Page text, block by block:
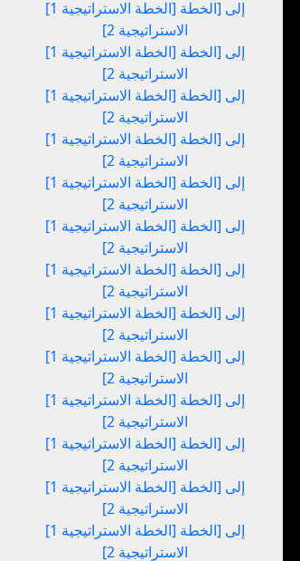
[الخطة الاستراتيجية 1] إلى [الخطة
الاستراتيجية 2]
[الخطة الاستراتيجية 1] إلى [الخطة
الاستراتيجية 2]
[الخطة الاستراتيجية 1] إلى [الخطة
الاستراتيجية 2]
[الخطة الاستراتيجية 1] إلى [الخطة
الاستراتيجية 2]
[الخطة الاستراتيجية 1] إلى [الخطة
الاستراتيجية 2]
[الخطة الاستراتيجية 1] إلى [الخطة
الاستراتيجية 2]
[الخطة الاستراتيجية 1] إلى [الخطة
الاستراتيجية 2]
[الخطة الاستراتيجية 1] إلى [الخطة
الاستراتيجية 2]
[الخطة الاستراتيجية 1] إلى [الخطة
الاستراتيجية 2]
[الخطة الاستراتيجية 1] إلى [الخطة
الاستراتيجية 2]
[الخطة الاستراتيجية 1] إلى [الخطة
الاستراتيجية 2]
[الخطة الاستراتيجية 1] إلى [الخطة
الاستراتيجية 2]
[الخطة الاستراتيجية 1] إلى [الخطة
الاستراتيجية 2]